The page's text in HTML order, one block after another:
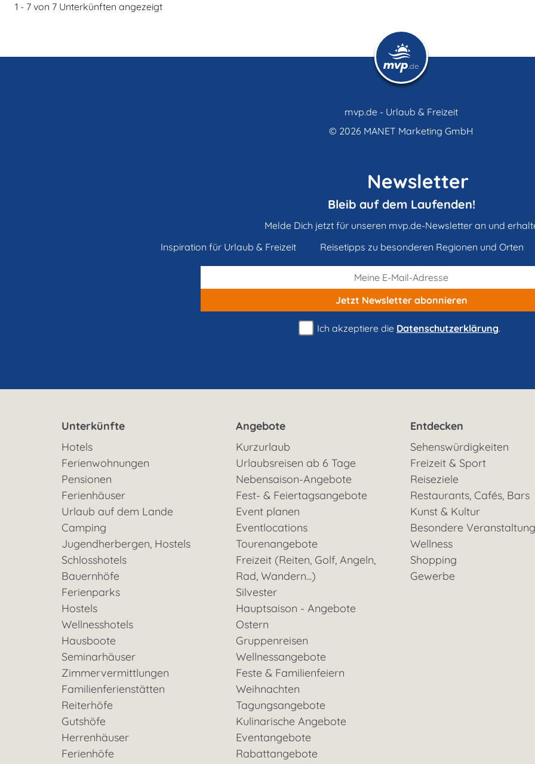
1 - 7 von 7 Unterkünften angezeigt
mvp.de - Urlaub & Freizeit
© 2026 MANET Marketing GmbH
Newsletter
Bleib auf dem Laufenden!
Melde Dich jetzt für unseren mvp.de-Newsletter an und
Inspiration für Urlaub & Freizeit
Reisetipps zu besonderen Regionen und Orten
Jetzt Newsletterabonnieren
Ich akzeptiere die Datenschutzerklärung.
Unterkünfte
Hotels
Ferienwohnungen
Pensionen
Ferienhäuser
Urlaub auf dem Lande
Camping
Jugendherbergen, Hostels
Schlosshotels
Bauernhöfe
Ferienparks
Hostels
Wellnesshotels
Hausboote
Seminarhäuser
Zimmervermittlungen
Familienferienstätten
Reiterhöfe
Gutshöfe
Herrenhäuser
Ferienhöfe
Angebote
Kurzurlaub
Urlaubsreisen ab 6 Tage
Nebensaison-Angebote
Fest- & Feiertagsangebote
Event planen
Eventlocations
Tourenangebote
Freizeit (Reiten, Golf, Angeln,
Rad, Wandern...)
Silvester
Hauptsaison - Angebote
Ostern
Gruppenreisen
Wellnessangebote
Feste & Familienfeiern
Weihnachten
Tagungsangebote
Kulinarische Angebote
Eventangebote
Rabattangebote
Entdecken
Sehenswürdigkeiten
Freizeit & Sport
Reiseziele
Restaurants, Cafés, Bars
Kunst & Kultur
Besondere
Wellness
Shopping
Gewerbe